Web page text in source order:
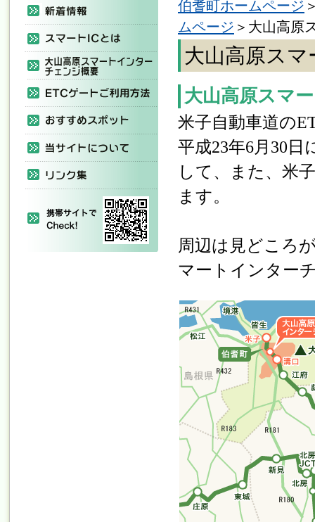
伯耆町ホームページ
ムページ ＞大山高原
大山高原ス
大山高原スマ
米子自動車道の
平成23年6月30
して、また、米
ます。
周辺は見どころ
マートインター